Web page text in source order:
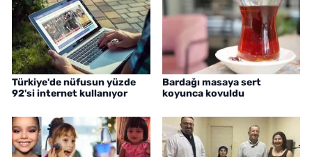
Türkiye'de nüfusun yüzde
92'si internet kullanıyor
Bardağı masaya sert
koyunca kovuldu